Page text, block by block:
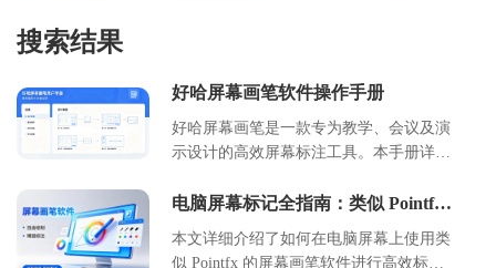
搜索结果
好哈屏幕画笔软件操作手册
好哈屏幕画笔是一款专为教学、会议及演
示设计的高效屏幕标注工具。本手册详细
功能及使用教程。用户可通过该软件实现
支持快捷键快速唤出，兼容主流 Windows
电脑屏幕标记全指南：类似 Pointfx
屏幕画笔的具体使用步骤
本文详细介绍了如何在电脑屏幕上使用类
似 Pointfx 的屏幕画笔软件进行高效标